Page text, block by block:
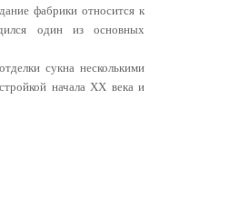
фабрики относится к
один из основных
сукна несколькими
начала XX века и